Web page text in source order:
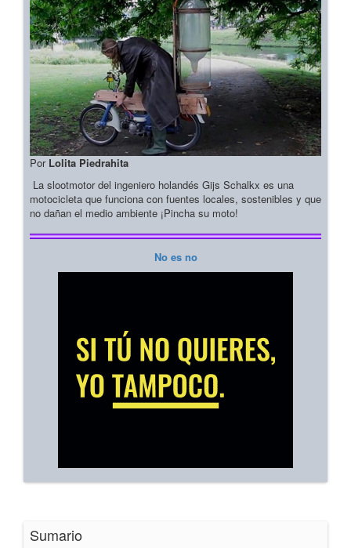
Por Lolita Piedrahita
La slootmotor del ingeniero holandés Gijs Schalkx es una
motocicleta que funciona con fuentes locales, sostenibles y que
no dañan el medio ambiente ¡Pincha su moto!
No es no
Sumario